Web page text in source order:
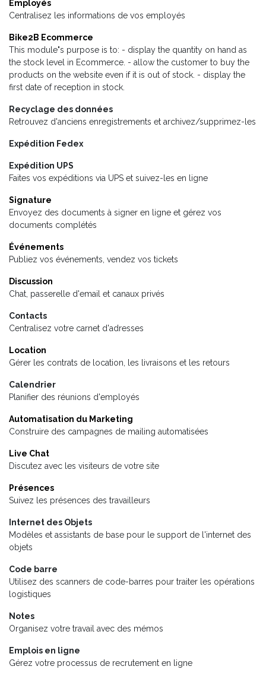
Employés
Centralisez les informations de vos employés
Bike2B Ecommerce
This module"s purpose is to: - display the quantity on hand as
the stock level in Ecommerce. - allow the customer to buy the
products on the website even if it is out of stock. - display the
first date of reception in stock.
Recyclage des données
Retrouvez d'anciens enregistrements et archivez/supprimez-les
Expédition Fedex
Expédition UPS
Faites vos expéditions via UPS et suivez-les en ligne
Signature
Envoyez des documents à signer en ligne et gérez vos
documents complétés
Événements
Publiez vos événements, vendez vos tickets
Discussion
Chat, passerelle d'email et canaux privés
Contacts
Centralisez votre carnet d'adresses
Location
Gérer les contrats de location, les livraisons et les retours
Calendrier
Planifier des réunions d'employés
Automatisation du Marketing
Construire des campagnes de mailing automatisées
Live Chat
Discutez avec les visiteurs de votre site
Présences
Suivez les présences des travailleurs
Internet des Objets
Modèles et assistants de base pour le support de l'internet des
objets
Code barre
Utilisez des scanners de code-barres pour traiter les opérations
logistiques
Notes
Organisez votre travail avec des mémos
Emplois en ligne
Gérez votre processus de recrutement en ligne